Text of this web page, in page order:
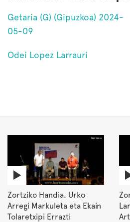
Getaria (G) (Gipuzkoa) 2024-
05-09
Odei Lopez Larrauri
Zortziko Handia. Urko
Arregi Markuleta eta Ekain
Tolaretxipi Errazti